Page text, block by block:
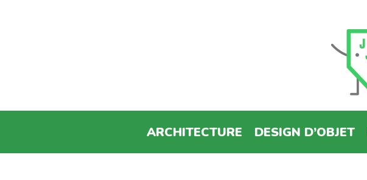
ARCHITECTURE DESIGN D’OBJET